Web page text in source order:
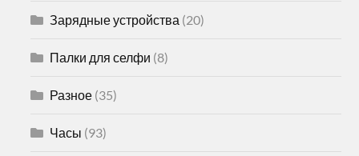
Зарядные устройства (20)
Палки для селфи (8)
Разное (35)
Часы (93)